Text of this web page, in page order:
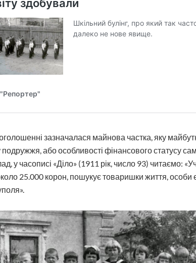
зазначалася майнова частка, яку
подружжя, або особливості фінансового статусу
у часописі «Діло» (1911 рік, число 93) читаємо:
25.000 корон, пошукує товаришки життя, особи